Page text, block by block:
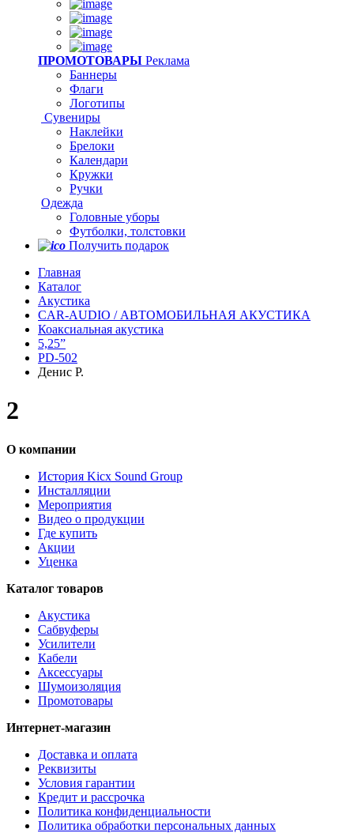
ПРОМОТОВАРЫ Реклама
Баннеры
Флаги
Логотипы
Сувениры
Наклейки
Брелоки
Календари
Кружки
Ручки
Одежда
Головные уборы
Футболки, толстовки
Получить подарок
Главная
Каталог
Акустика
CAR-AUDIO / АВТОМОБИЛЬНАЯ АКУСТИКА
Коаксиальная акустика
5,25”
PD-502
Денис Р.
2
О компании
История Kicx Sound Group
Инсталляции
Мероприятия
Видео о продукции
Где купить
Акции
Уценка
Каталог товаров
Акустика
Сабвуферы
Усилители
Кабели
Аксессуары
Шумоизоляция
Промотовары
Интернет-магазин
Доставка и оплата
Реквизиты
Условия гарантии
Кредит и рассрочка
Политика конфиденциальности
Политика обработки персональных данных